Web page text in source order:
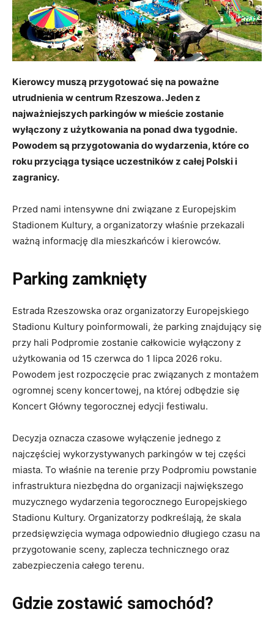
Kierowcy muszą przygotować się na poważne
utrudnienia w centrum Rzeszowa. Jeden z
najważniejszych parkingów w mieście zostanie
wyłączony z użytkowania na ponad dwa tygodnie.
Powodem są przygotowania do wydarzenia, które co
roku przyciąga tysiące uczestników z całej Polski i
zagranicy.
Przed nami intensywne dni związane z Europejskim
Stadionem Kultury, a organizatorzy właśnie przekazali
ważną informację dla mieszkańców i kierowców.
Parking zamknięty
Estrada Rzeszowska oraz organizatorzy Europejskiego
Stadionu Kultury poinformowali, że parking znajdujący się
przy hali Podpromie zostanie całkowicie wyłączony z
użytkowania od 15 czerwca do 1 lipca 2026 roku.
Powodem jest rozpoczęcie prac związanych z montażem
ogromnej sceny koncertowej, na której odbędzie się
Koncert Główny tegorocznej edycji festiwalu.
Decyzja oznacza czasowe wyłączenie jednego z
najczęściej wykorzystywanych parkingów w tej części
miasta. To właśnie na terenie przy Podpromiu powstanie
infrastruktura niezbędna do organizacji największego
muzycznego wydarzenia tegorocznego Europejskiego
Stadionu Kultury. Organizatorzy podkreślają, że skala
przedsięwzięcia wymaga odpowiednio długiego czasu na
przygotowanie sceny, zaplecza technicznego oraz
zabezpieczenia całego terenu.
Gdzie zostawić samochód?